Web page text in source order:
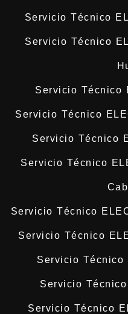
Servicio Técnico
Servicio Técnico
Servicio Técnico
Servicio Técnico
Servicio Técnico
Servicio Técnico
Servicio Técnico
Servicio Técnico
Servicio Técnico
Servicio
Servicio Técnico